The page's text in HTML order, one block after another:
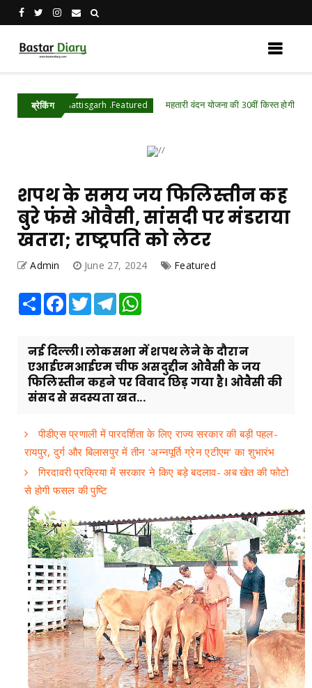
ब्रेकिंग
Chhattisgarh .Featured महतारी वंदन योजना की 30वीं किस्त होगी जारी, ऐसे चेक
शपथ के समय जय फिलिस्तीन कह
बुरे फंसे ओवैसी, सांसदी पर मंडराया
खतरा; राष्ट्रपति को लेटर
Admin June 27, 2024 Featured
Share Facebook
TwitterTelegram
नई दिल्ली। लोकसभा में शपथ लेने के दौरान
एआईएमआईएम चीफ असदुद्दीन ओवैसी के जय
फिलिस्तीन कहने पर विवाद छिड़ गया है। ओवैसी की
संसद से सदस्यता खत...
पीडीएस प्रणाली में पारदर्शिता के लिए राज्य सरकार की बड़ी पहल-
रायपुर, दुर्ग और बिलासपुर में तीन ‘अन्नपूर्ति ग्रेन एटीएम‘ का शुभारंभ
गिरदावरी प्रक्रिया में सरकार ने किए बड़े बदलाव- अब खेत की फोटो
से होगी फसल की पुष्टि